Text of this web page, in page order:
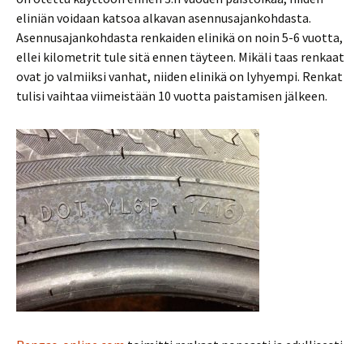
eliniän voidaan katsoa alkavan asennusajankohdasta.
Asennusajankohdasta renkaiden elinikä on noin 5-6 vuotta,
ellei kilometrit tule sitä ennen täyteen. Mikäli taas renkaat
ovat jo valmiiksi vanhat, niiden elinikä on lyhyempi. Renkat
tulisi vaihtaa viimeistään 10 vuotta paistamisen jälkeen.